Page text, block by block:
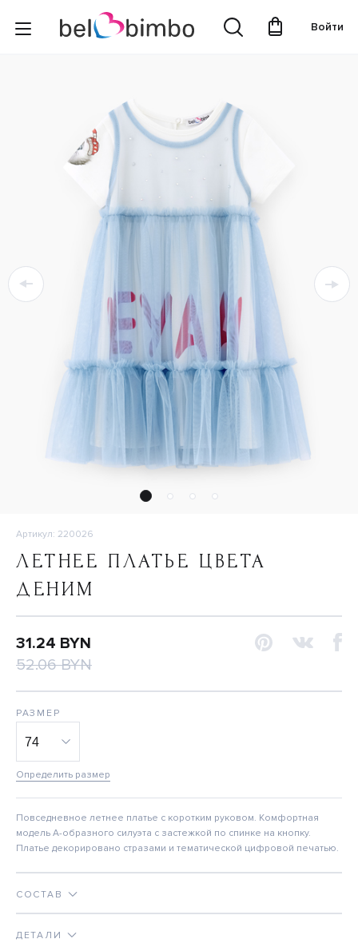
Войти
Артикул: 220026
ЛЕТНЕЕ ПЛАТЬЕ ЦВЕТА
ДЕНИМ
31.24 BYN
52.06 BYN
РАЗМЕР
Определить размер
Повседневное летнее платье с коротким руковом. Комфортная
модель А-образного силуэта с застежкой по спинке на кнопку.
Платье декорировано стразами и тематической цифровой печатью.
СОСТАВ
ДЕТАЛИ